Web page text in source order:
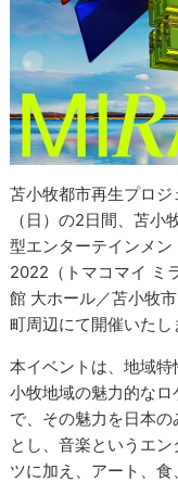
苫小牧都市再生プロ
（日）の2日間、苫
型エンターテインメ
2022（トマコマイ ミ
館 大ホール／苫小牧
町周辺にて開催いたし
本イベントは、地域
小牧地域の魅力的な
で、その魅力を日本
とし、音楽というエ
ツに加え、アート、